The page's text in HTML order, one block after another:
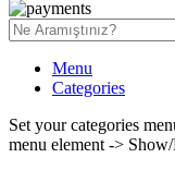
Menu
Categories
Set your categories
menu element ->